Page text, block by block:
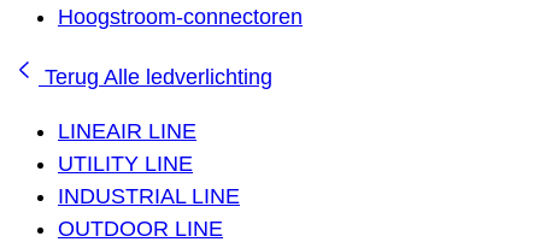
Hoogstroom-connectoren
Terug Alle ledverlichting
LINEAIR LINE
UTILITY LINE
INDUSTRIAL LINE
OUTDOOR LINE